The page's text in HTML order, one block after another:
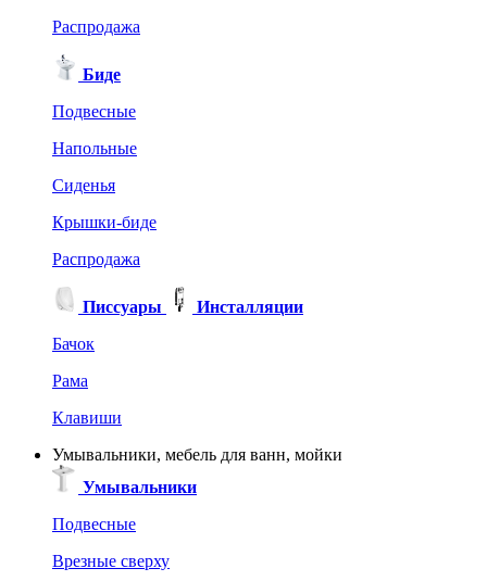
Распродажа
Биде
Подвесные
Напольные
Сиденья
Крышки-биде
Распродажа
Писсуары
Инсталляции
Бачок
Рама
Клавиши
Умывальники, мебель для ванн, мойки
Умывальники
Подвесные
Врезные сверху